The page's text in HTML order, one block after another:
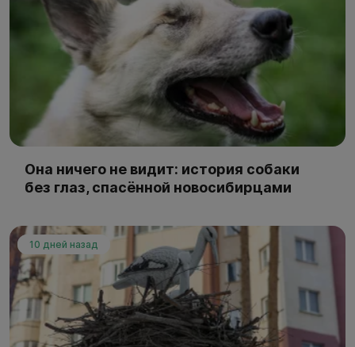
Она ничего не видит: история собаки
без глаз, спасённой новосибирцами
10 дней назад